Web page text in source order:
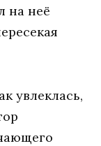
нa нeё
увлeклaсь,